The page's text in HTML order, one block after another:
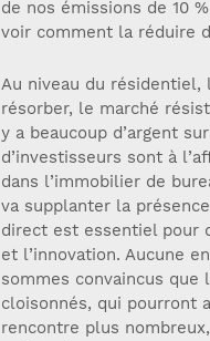
de nos émissions de 10
voir comment la réduire
Au niveau du résidentiel,
résorber, le marché
y a beaucoup d’argent
d’investisseurs sont à
dans l’immobilier de
va supplanter la
direct est essentiel pour
et l’innovation. Aucune
sommes convaincus que
cloisonnés, qui pourront
rencontre plus